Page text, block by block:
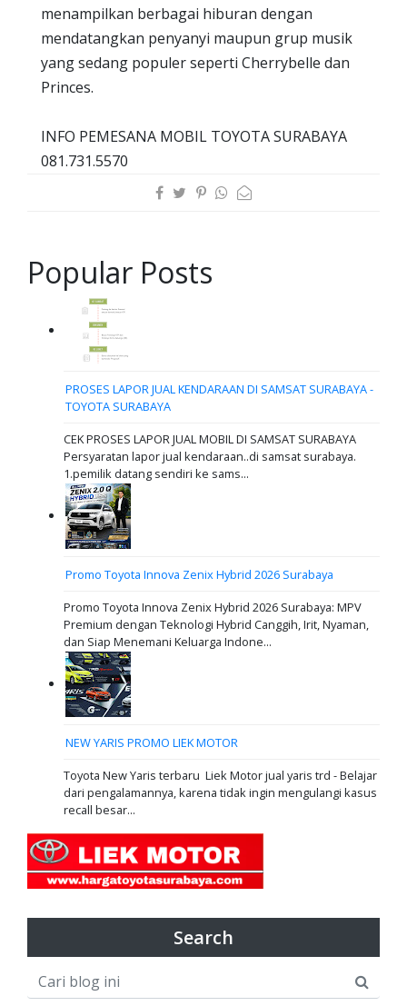
menampilkan berbagai hiburan dengan
mendatangkan penyanyi maupun grup musik
yang sedang populer seperti Cherrybelle dan
Princes.
INFO PEMESANA MOBIL TOYOTA SURABAYA
081.731.5570
Popular Posts
PROSES LAPOR JUAL KENDARAAN DI SAMSAT SURABAYA -
TOYOTA SURABAYA
CEK PROSES LAPOR JUAL MOBIL DI SAMSAT SURABAYA
Persyaratan lapor jual kendaraan..di samsat surabaya.
1.pemilik datang sendiri ke sams...
Promo Toyota Innova Zenix Hybrid 2026 Surabaya
Promo Toyota Innova Zenix Hybrid 2026 Surabaya: MPV
Premium dengan Teknologi Hybrid Canggih, Irit, Nyaman,
dan Siap Menemani Keluarga Indone...
NEW YARIS PROMO LIEK MOTOR
Toyota New Yaris terbaru Liek Motor jual yaris trd - Belajar
dari pengalamannya, karena tidak ingin mengulangi kasus
recall besar...
Search